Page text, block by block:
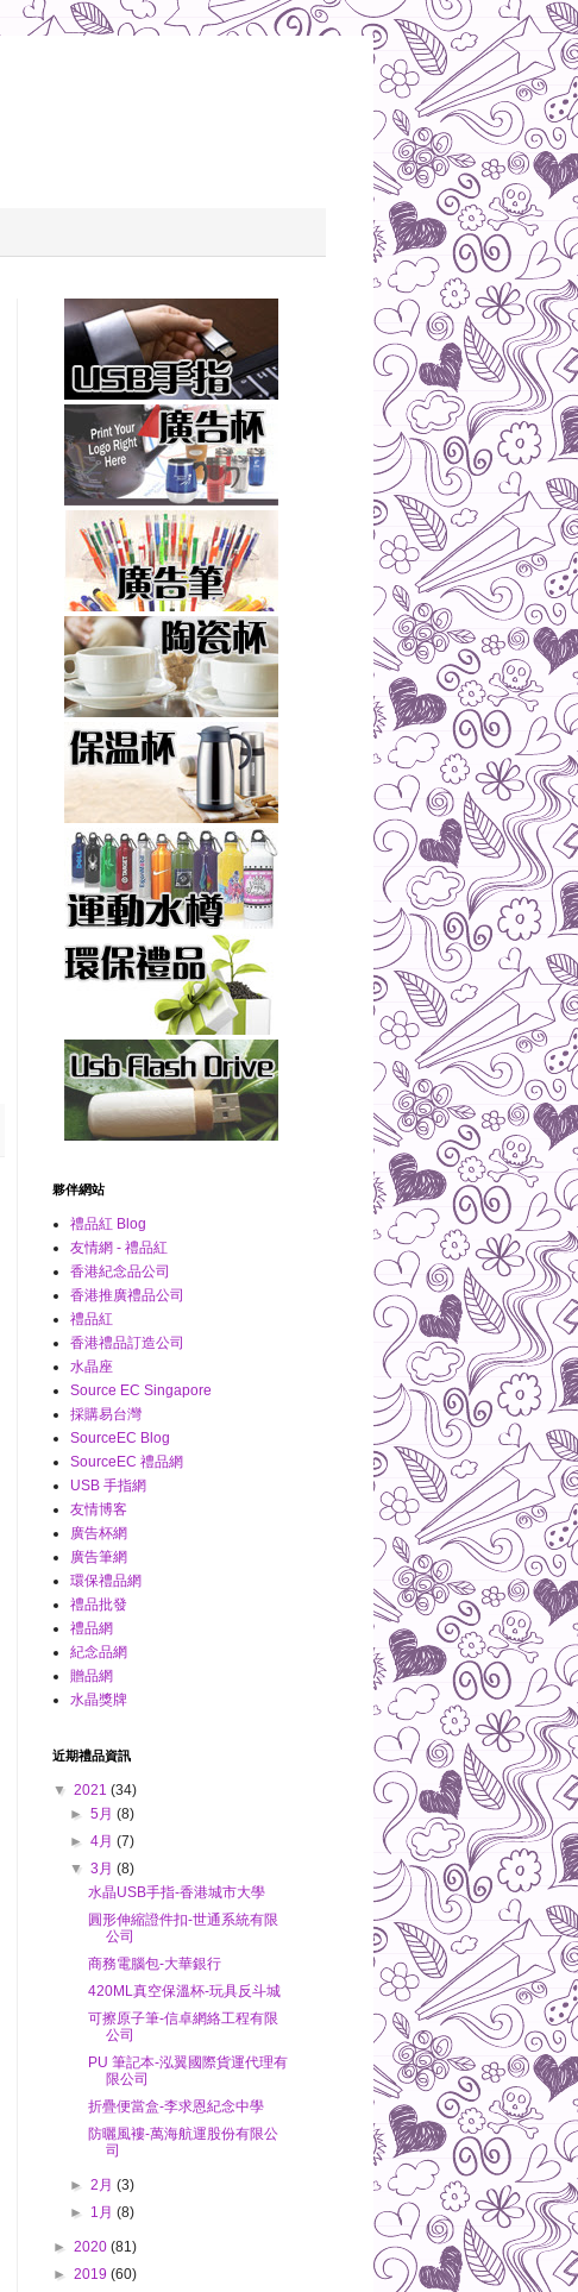
夥伴網站
禮品紅 Blog
友情網 - 禮品紅
香港紀念品公司
香港推廣禮品公司
禮品紅
香港禮品訂造公司
水晶座
Source EC Singapore
採購易台灣
SourceEC Blog
SourceEC 禮品網
USB 手指網
友情博客
廣告杯網
廣告筆網
環保禮品網
禮品批發
禮品網
紀念品網
贈品網
水晶獎牌
近期禮品資訊
▼ 2021 (34)
►5月(8)
►4月(7)
▼3月(8)
水晶USB手指-香港城市大學
圓形伸縮證件扣-世通系統有限
公司
商務電腦包-大華銀行
420ML真空保溫杯-玩具反斗城
可擦原子筆-信卓網絡工程有限
公司
PU 筆記本-泓翼國際貨運代理有
限公司
折疊便當盒-李求恩紀念中學
防曬風褸-萬海航運股份有限公
司
►2月(3)
► 1月(8)
► 2020 (81)
► 2019 (60)